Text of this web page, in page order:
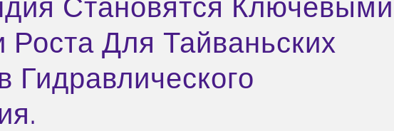
Становятся Ключевыми
Роста Для Тайваньских
Гидравлического